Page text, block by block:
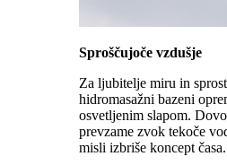
Sproščujoče vzdušje
Za ljubitelje miru in
hidromasažni bazeni
osvetljenim slapom.
prevzame zvok tekoče
misli izbriše koncept časa.